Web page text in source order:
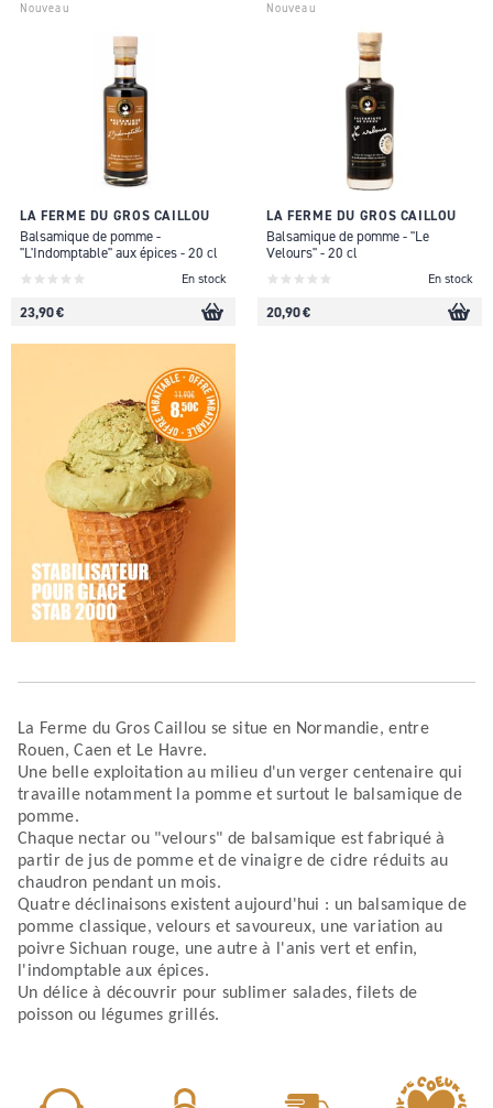
La Ferme du Gros Caillou se situe en Normandie, entre
Rouen, Caen et Le Havre.
Une belle exploitation au milieu d'un verger centenaire qui
travaille notamment la pomme et surtout le balsamique de
pomme.
Chaque nectar ou "velours" de balsamique est fabriqué à
partir de jus de pomme et de vinaigre de cidre réduits au
chaudron pendant un mois.
Quatre déclinaisons existent aujourd'hui : un balsamique de
pomme classique, velours et savoureux, une variation au
poivre Sichuan rouge, une autre à l'anis vert et enfin,
l'indomptable aux épices.
Un délice à découvrir pour sublimer salades, filets de
poisson ou légumes grillés.
Nouveau
LA FERME DU GROS CAILLOU
Balsamique de pomme -
"L'Indomptable" aux épices - 20 cl
En stock
23,90 €
Nouveau
LA FERME DU GROS CAILLOU
Balsamique de pomme - "Le
Velours" - 20 cl
En stock
20,90 €